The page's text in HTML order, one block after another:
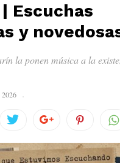
| Escuchas
y
la ponen música a la
2026